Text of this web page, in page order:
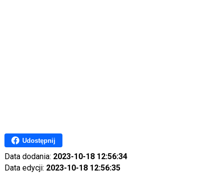
Udostępnij
Data dodania: 2023-10-18 12:56:34
Data edycji: 2023-10-18 12:56:35